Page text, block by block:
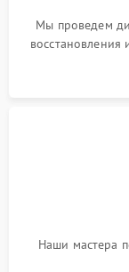
Мы проведем
Наши мастера